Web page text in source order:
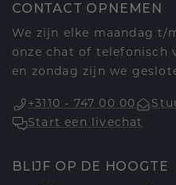
CONTACT OPNEMEN
We zijn elke maandag t/
onze chat of telefonisch
en zondag zijn we
+3110 - 747 00 00
Start een livechat
BLIJF OP DE HOOGTE